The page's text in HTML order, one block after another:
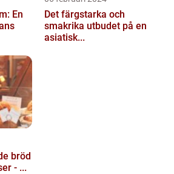
En
Det färgstarka och
smakrika utbudet på en
asiatisk...
bröd
- ...